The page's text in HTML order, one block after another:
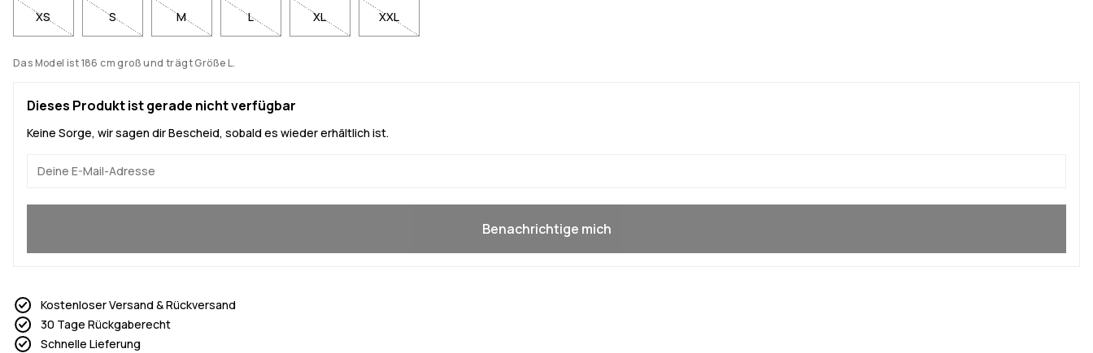
XS S M L XL XXL
Das Model ist 186 cm groß und trägt Größe L.
Dieses Produkt ist gerade nicht verfügbar
Keine Sorge, wir sagen dir Bescheid, sobald es wieder erhältlich ist.
Benachrichtige mich
Kostenloser Versand & Rückversand
30 Tage Rückgaberecht
Schnelle Lieferung